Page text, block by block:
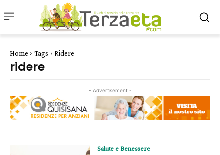
Home Tags Ridere
ridere
- Advertisement -
Salute e Benessere